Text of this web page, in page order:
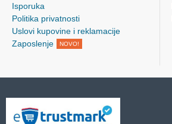
Isporuka
Politika privatnosti
Uslovi kupovine i reklamacije
Zaposlenje
NOVO!